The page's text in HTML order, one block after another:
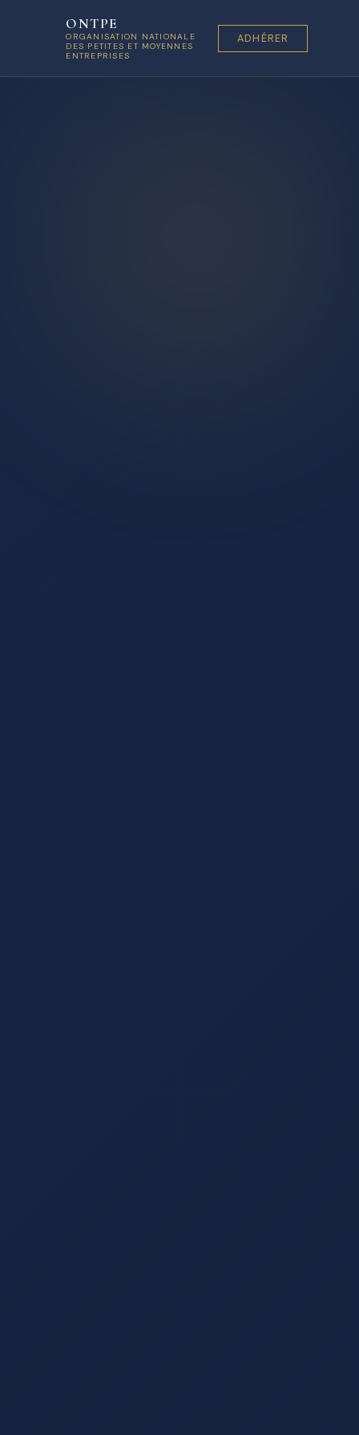
ONTPE
ORGANISATION NATIONALE
DES PETITES ET MOYENNES
ENTREPRISES
ADHÉRER